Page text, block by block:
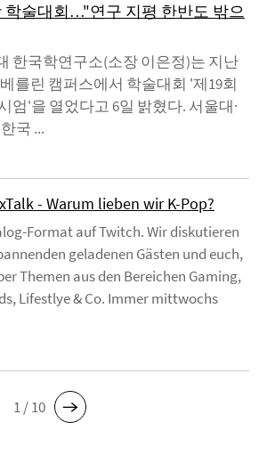
학술대회…"연구 지평 한반도 밖으
한국학연구소(소장 이은정)는 지난
를린 캠퍼스에서 학술대회 '제19회
엄'을 열었다고 6일 밝혔다. 서울대·
국 ...
- Warum lieben wir K-Pop?
Format auf Twitch. Wir diskutieren
geladenen Gästen und euch,
Themen aus den Bereichen Gaming,
Lifestlye & Co. Immer mittwochs
1 / 10